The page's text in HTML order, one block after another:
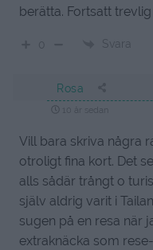
berätta. Fortsatt trevlig
Svara
Rosa
Vill bara skriva några
otroligt fina kort. Det
alls sådär trångt o
själv aldrig varit i
sugen på en resa när
extraknäcka som